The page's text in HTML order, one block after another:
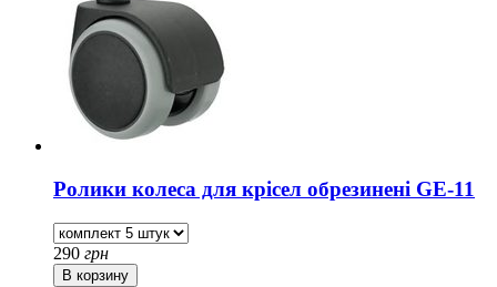
Ролики колеса для крісел обрезинені GЕ-11
290 грн